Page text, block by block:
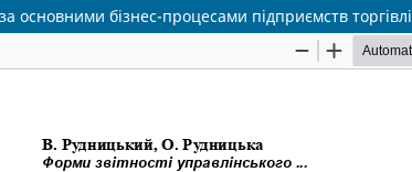
основними бізнес-процесами підприємств торгівлі